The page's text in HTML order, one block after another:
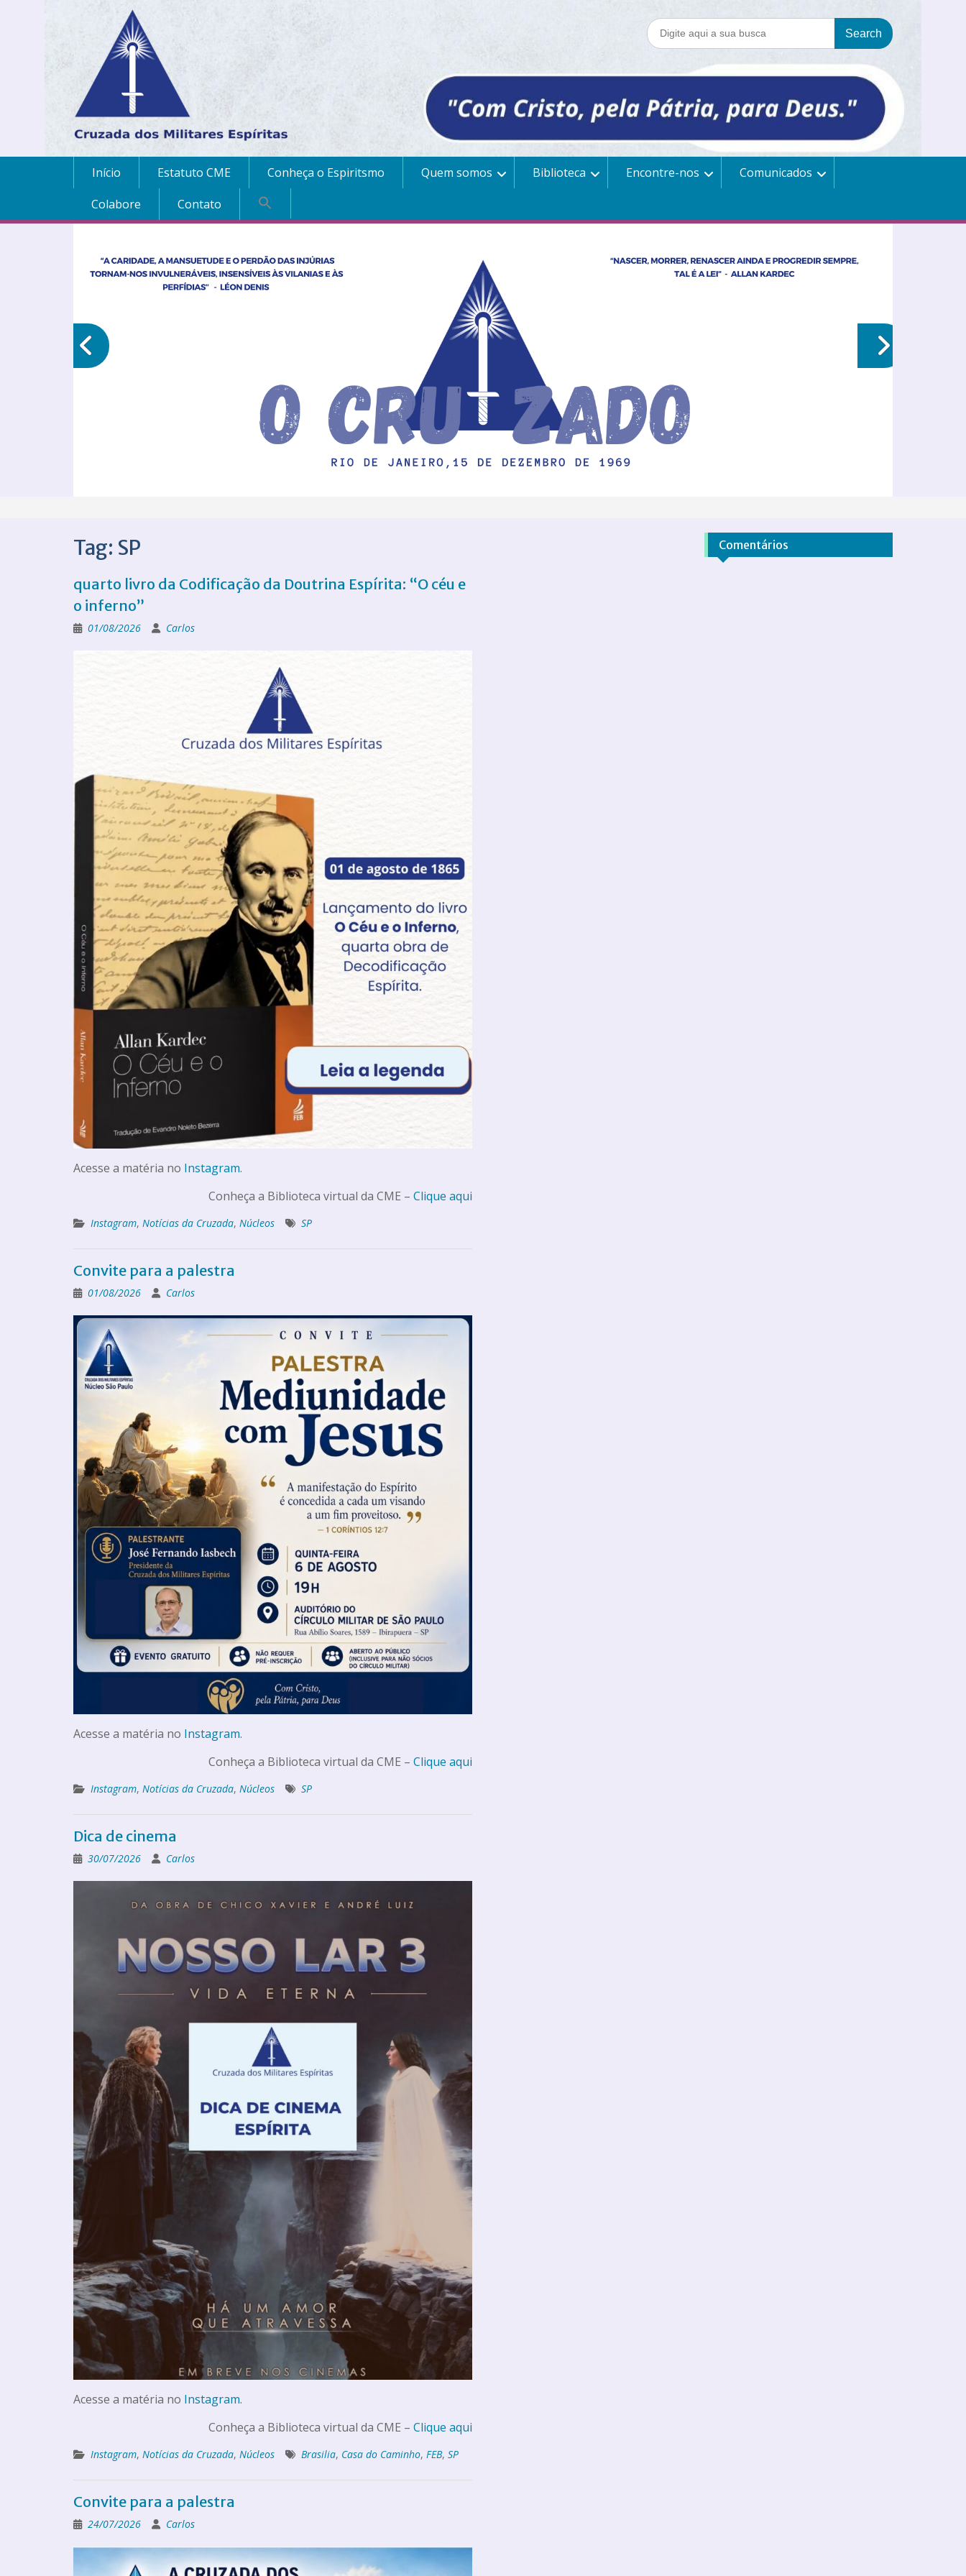
Início Estatuto CME Conheça o Espiritsmo Quem somos Biblioteca Encontre-nos
Comunicados
Colabore
Contato
Tag: SP
quarto livro da Codificação da Doutrina Espírita: “O céu e
o inferno”
01/08/2026 Carlos
Acesse a matéria no Instagram.
Conheça a Biblioteca virtual da CME – Clique aqui
Instagram, Notícias da Cruzada, Núcleos SP
Convite para a palestra
01/08/2026 Carlos
Acesse a matéria no Instagram.
Conheça a Biblioteca virtual da CME – Clique aqui
Instagram, Notícias da Cruzada, Núcleos SP
Dica de cinema
30/07/2026 Carlos
Acesse a matéria no Instagram.
Conheça a Biblioteca virtual da CME – Clique aqui
Instagram, Notícias da Cruzada, Núcleos Brasilia, Casa do Caminho, FEB, SP
Convite para a palestra
24/07/2026 Carlos
Comentários